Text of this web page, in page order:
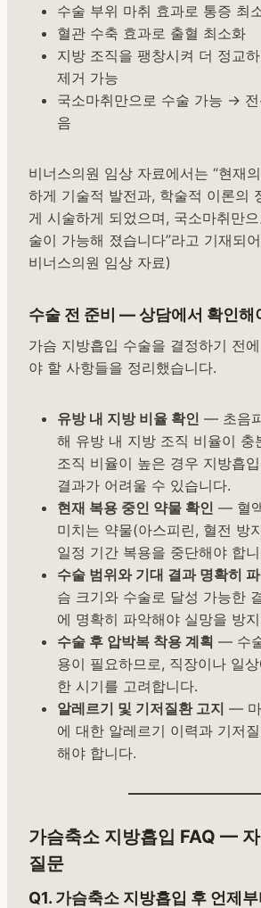
수술 부위 마취 효과로 통증 최
혈관 수축 효과로 출혈 최소화
지방 조직을 팽창시켜 더 정교
제거 가능
국소마취만으로 수술 가능 →
음
비너스의원 임상 자료에서는 “현재
하게 기술적 발전과, 학술적 이론의
게 시술하게 되었으며, 국소마취만
술이 가능해 졌습니다”라고 기재되
비너스의원 임상 자료)
수술 전 준비 — 상담에서 확인해
가슴 지방흡입 수술을 결정하기 전
야 할 사항들을 정리했습니다.
유방 내 지방 비율 확인 — 초음
해 유방 내 지방 조직 비율이 충
조직 비율이 높은 경우 지방흡
결과가 어려울 수 있습니다.
현재 복용 중인 약물 확인 — 혈
미치는 약물(아스피린, 혈전 방
일정 기간 복용을 중단해야 합
수술 범위와 기대 결과 명확히
슴 크기와 수술로 달성 가능한
에 명확히 파악해야 실망을 방
수술 후 압박복 착용 계획 — 수
용이 필요하므로, 직장이나 일
한 시기를 고려합니다.
알레르기 및 기저질환 고지 — 마
에 대한 알레르기 이력과 기저
해야 합니다.
가슴축소 지방흡입 FAQ —
질문
Q1. 가슴축소 지방흡입 후 언제